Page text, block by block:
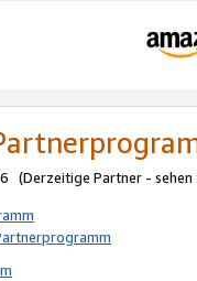
(Derzeitige Partner - sehen